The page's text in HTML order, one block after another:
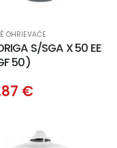
OHRIEVAČE
S/SGA X 50 EE
50)
€